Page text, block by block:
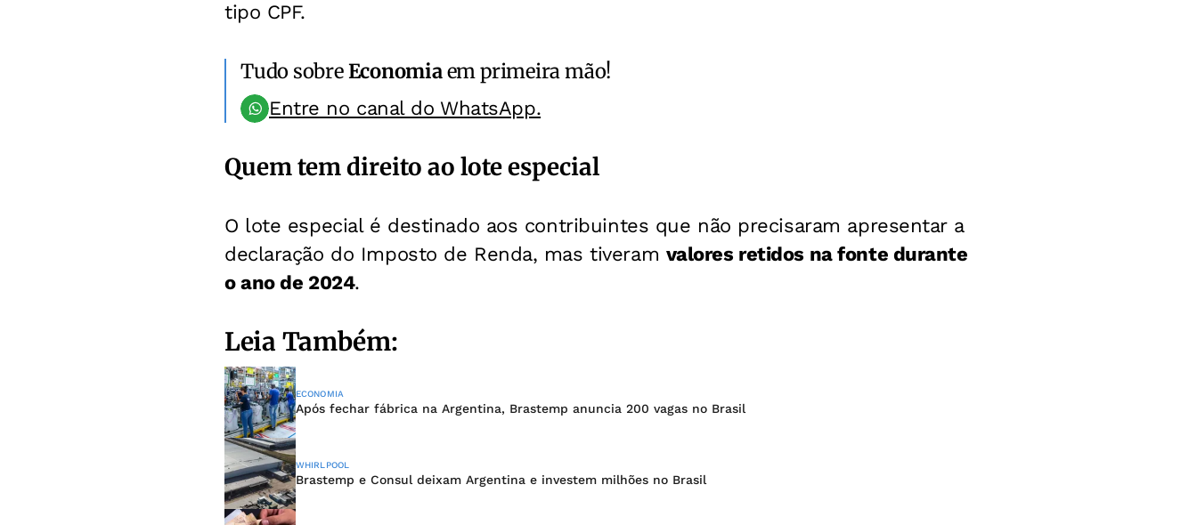
tipo CPF.
Tudo sobreEconomiaem primeira mão!
Entre no canal do WhatsApp.
Quem tem direito ao lote especial
O lote especial é destinado aos contribuintes que não precisaram apresentar a
declaração do Imposto de Renda, mas tiveram valores retidos na fonte durante
o ano de 2024.
Leia Também:
ECONOMIA
Após fechar fábrica na Argentina, Brastemp anuncia 200 vagas no Brasil
WHIRLPOOL
Brastemp e Consul deixam Argentina e investem milhões no Brasil